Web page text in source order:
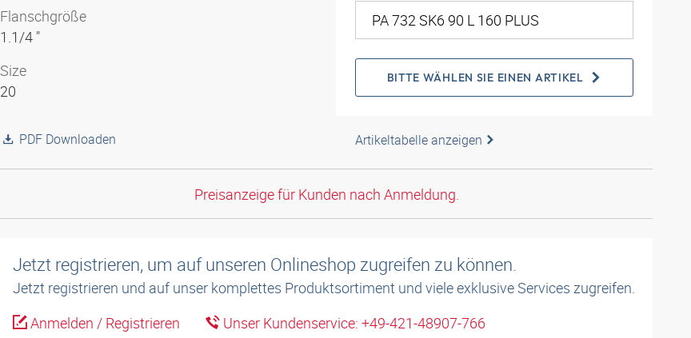
Flanschgröße
1.1/4 "
Size
20
PDF Downloaden
BITTE WÄHLEN SIE EINEN ARTIKEL
Artikeltabelle anzeigen
Preisanzeige für Kunden nach Anmeldung.
Jetzt registrieren, um auf unseren Onlineshop zugreifen zu können.
Jetzt registrieren und auf unser komplettes Produktsortiment und viele exklusive Services zugreifen.
Anmelden / Registrieren
Unser Kundenservice: +49-421-48907-766